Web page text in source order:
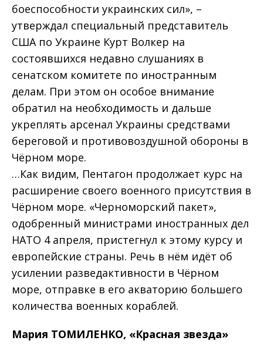
боеспособности украинских сил», –
утверждал специальный представитель
США по Украине Курт Волкер на
состоявшихся недавно слушаниях в
сенатском комитете по иностранным
делам. При этом он особое внимание
обратил на необходимость и дальше
укреплять арсенал Украины средствами
береговой и противовоздушной обороны в
Чёрном море.
…Как видим, Пентагон продолжает курс на
расширение своего военного присутствия в
Чёрном море. «Черноморский пакет»,
одобренный министрами иностранных дел
НАТО 4 апреля, пристегнул к этому курсу и
европейские страны. Речь в нём идёт об
усилении разведактивности в Чёрном
море, отправке в его акваторию большего
количества военных кораблей.
Мария ТОМИЛЕНКО, «Красная звезда»